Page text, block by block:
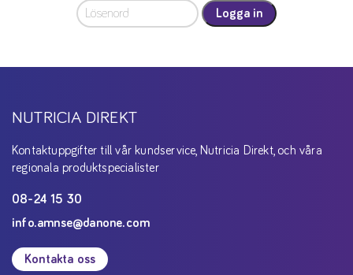
Logga in
NUTRICIA DIREKT
Kontaktuppgifter till vår kundservice, Nutricia Direkt, och våra
regionala produktspecialister
08-24 15 30
info.amnse@danone.com
Kontakta oss